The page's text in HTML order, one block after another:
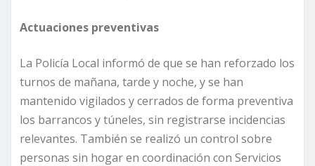
Actuaciones preventivas
La Policía Local informó de que se han reforzado los
turnos de mañana, tarde y noche, y se han
mantenido vigilados y cerrados de forma preventiva
los barrancos y túneles, sin registrarse incidencias
relevantes. También se realizó un control sobre
personas sin hogar en coordinación con Servicios